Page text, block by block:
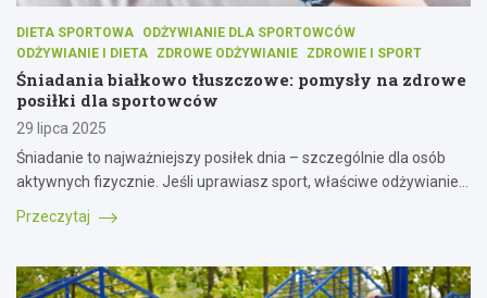
DIETA SPORTOWA
ODŻYWIANIE DLA SPORTOWCÓW
ODŻYWIANIE I DIETA
ZDROWE ODŻYWIANIE ZDROWIE I SPORT
Śniadania białkowo tłuszczowe: pomysły na zdrowe
posiłki dla sportowców
29 lipca 2025
Śniadanie to najważniejszy posiłek dnia – szczególnie dla osób
aktywnych fizycznie. Jeśli uprawiasz sport, właściwe odżywianie…
Przeczytaj